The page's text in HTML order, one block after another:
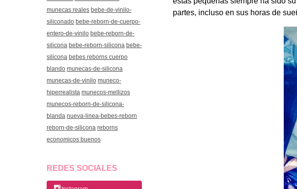
munecas reales bebe-de-vinilo-
siliconado bebe-reborn-de-cuerpo-
entero-de-vinilo bebe-reborn-de-
silicona bebe-reborn-silicona bebe-
silicona bebes reborns cuerpo
blando munecas-de-silicona
munecas-de-vinilo muneco-
hiperrealista munecos-mellizos
munecos-reborn-de-silicona-
blanda nueva-linea-bebes-reborn
reborn-de-silicona reborns
economicos buenos
REDES SOCIALES
partes, incluso en sus horas de